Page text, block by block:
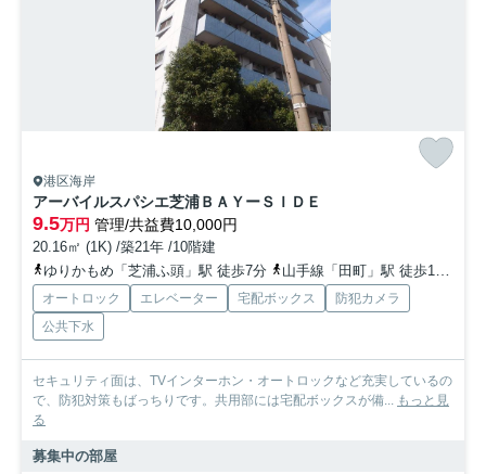
港区海岸
アーバイルスパシエ芝浦ＢＡＹーＳＩＤＥ
9.5万円 管理/共益費10,000円
20.16㎡ (1K) /築21年 /10階建
ゆりかもめ「芝浦ふ頭」駅 徒歩7分
山手線「田町」駅 徒歩13分
オートロック エレベーター 宅配ボックス
防犯カメラ
公共下水
セキュリティ面は、TVインターホン・オートロックなど充実しているの
で、防犯対策もばっちりです。共用部には宅配ボックスが備... もっと見
る
募集中の部屋